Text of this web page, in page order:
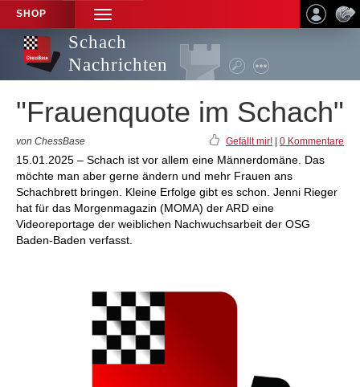
SHOP
TOGGLE
NAVIGATION
Schach
Nachrichten
"Frauenquote im Schach"
von ChessBase Gefällt mir! 0 Kommentare
15.01.2025 – Schach ist vor allem eine Männerdomäne. Das
möchte man aber gerne ändern und mehr Frauen ans
Schachbrett bringen. Kleine Erfolge gibt es schon. Jenni Rieger
hat für das Morgenmagazin (MOMA) der ARD eine
Videoreportage der weiblichen Nachwuchsarbeit der OSG
Baden-Baden verfasst.